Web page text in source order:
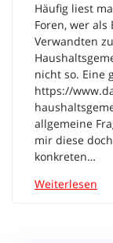
Häufig liest
Foren, wer
Verwandten
nicht so. Eine
https://
allgemeine
mir diese
konkreten…
Weiterlesen